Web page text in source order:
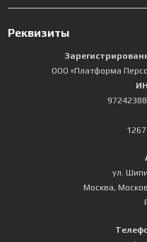
Реквизиты
ООО «Платформа
ул.
Москва,